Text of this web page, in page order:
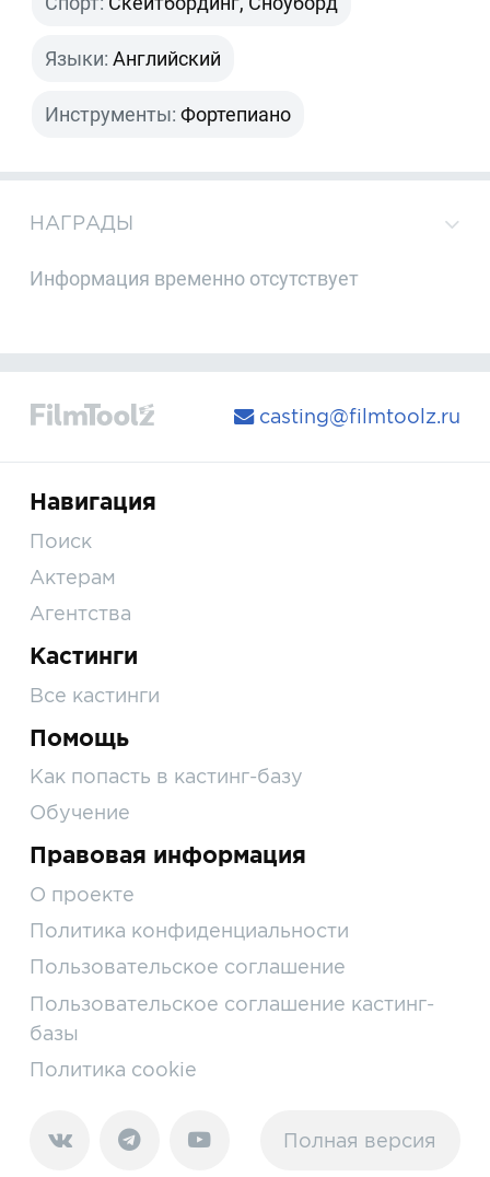
Языки: Английский
Инструменты: Фортепиано
НАГРАДЫ
Информация временно отсутствует
casting@filmtoolz.ru
Навигация
Поиск
Актерам
Агентства
Кастинги
Все кастинги
Помощь
Как попасть в кастинг-базу
Обучение
Правовая информация
О проекте
Политика конфиденциальности
Пользовательское соглашение
Пользовательское соглашение кастинг-
базы
Политика cookie
Полная версия